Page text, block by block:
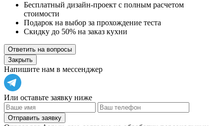
Бесплатный дизайн-проект с полным расчетом
стоимости
Подарок на выбор за прохождение теста
Скидку до 50% на заказ кухни
Ответить на вопросы
Закрыть
Напишите нам в мессенджер
Или оставьте заявку ниже
Отправить заявку